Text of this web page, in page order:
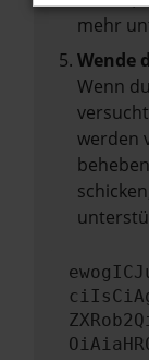
mehr
Wende
Wenn
werden